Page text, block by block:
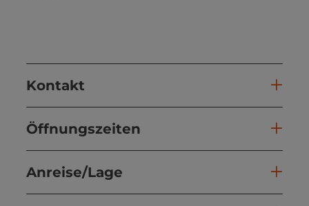
Kontakt
Öffnungszeiten
Anreise/Lage